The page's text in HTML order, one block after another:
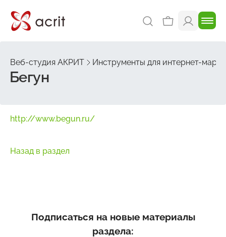
Веб-студия АКРИТ Инструменты для интернет-
Бегун
http://www.begun.ru/
Назад в раздел
Подписаться на новые материалы
раздела: